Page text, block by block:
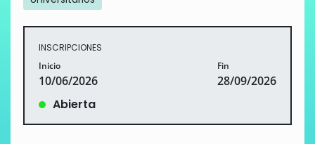
INSCRIPCIONES
Inicio
10/06/2026
Fin
28/09/2026
Abierta